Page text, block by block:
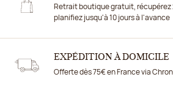
Retrait boutique gratuit, récupérez
planifiez jusqu'à 10 jours à l'avance
EXPÉDITION À DOMICILE
Offerte dès 75€ en France via